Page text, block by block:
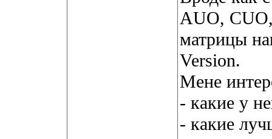
AUO,
матрицы
Version.
Мене
- какие у
- какие